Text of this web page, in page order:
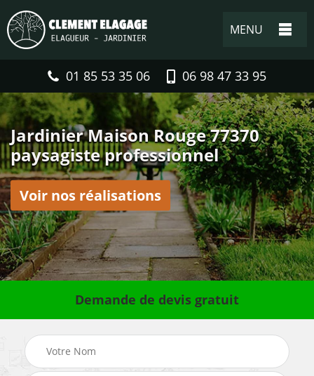
MENU
01 85 53 35 06 06 98 47 33 95
Jardinier Maison Rouge 77370
paysagiste professionnel
Voir nos réalisations
Demande de devis gratuit